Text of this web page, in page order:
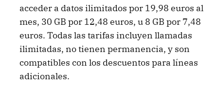
acceder a datos ilimitados por 19,98 euros al
mes, 30 GB por 12,48 euros, u 8 GB por 7,48
euros. Todas las tarifas incluyen llamadas
ilimitadas, no tienen permanencia, y son
compatibles con los descuentos para líneas
adicionales.